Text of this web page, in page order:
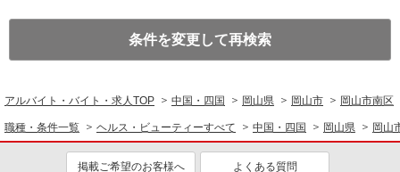
条件を変更して再検索
アルバイト・バイト・求人TOP 中国・四国 岡山県 岡山市 岡山市南区
職種・条件一覧 ヘルス・ビューティーすべて 中国・四国 岡山県 岡山
掲載ご希望のお客様へ よくある質問